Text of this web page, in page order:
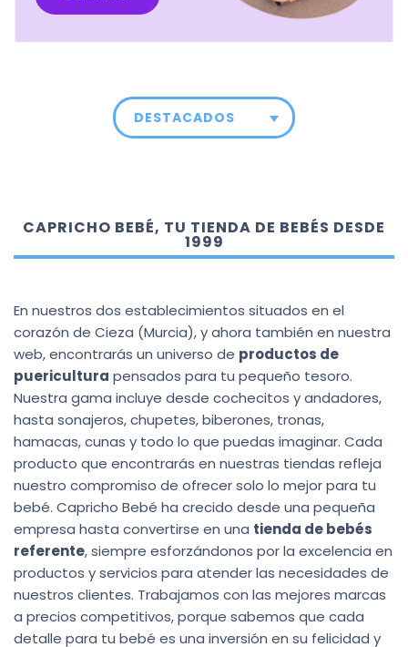
DESTACADOS
CAPRICHO BEBÉ, TU TIENDA DE BEBÉS DESDE
1999
En nuestros dos establecimientos situados en el
corazón de Cieza (Murcia), y ahora también en nuestra
web, encontrarás un universo de productos de
puericultura pensados para tu pequeño tesoro.
Nuestra gama incluye desde cochecitos y andadores,
hasta sonajeros, chupetes, biberones, tronas,
hamacas, cunas y todo lo que puedas imaginar. Cada
producto que encontrarás en nuestras tiendas refleja
nuestro compromiso de ofrecer solo lo mejor para tu
bebé. Capricho Bebé ha crecido desde una pequeña
empresa hasta convertirse en una tienda de bebés
referente, siempre esforzándonos por la excelencia en
productos y servicios para atender las necesidades de
nuestros clientes. Trabajamos con las mejores marcas
a precios competitivos, porque sabemos que cada
detalle para tu bebé es una inversión en su felicidad y